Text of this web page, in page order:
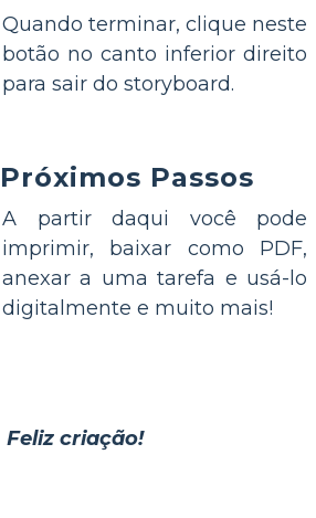
Quando terminar, clique neste
botão no canto inferior direito
para sair do storyboard.
Próximos Passos
A partir daqui você pode
imprimir, baixar como PDF,
anexar a uma tarefa e usá-lo
digitalmente e muito mais!
Feliz criação!